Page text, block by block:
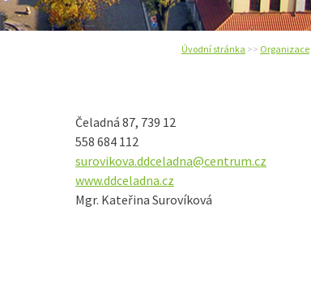
Úvodní stránka >> Organizace
Čeladná 87, 739 12
558 684 112
surovikova.ddceladna@centrum.cz
www.ddceladna.cz
Mgr. Kateřina Surovíková